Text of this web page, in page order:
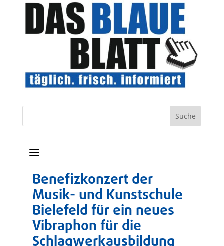
a
Benefizkonzert der
Musik- und Kunstschule
Bielefeld für ein neues
Vibraphon für die